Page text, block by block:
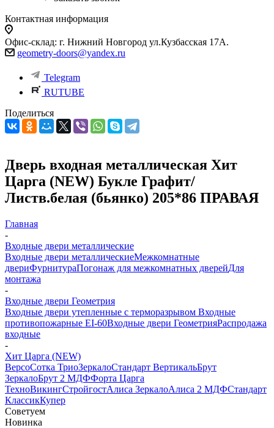
Контактная информация
Офис-склад: г. Нижний Новгород ул.Кузбасская 17А.
geometry-doors@yandex.ru
Telegram
RUTUBE
Поделиться
Дверь входная металлическая Хит
Царга (NEW) Букле Графит/
Листв.белая (бьянко) 205*86 ПРАВАЯ
Главная
-
Входные двери металлические
Входные двери металлическиеМежкомнатные
двериФурнитураПогонаж для межкомнатных дверейДля
монтажа
-
Входные двери Геометрия
Входные двери утепленные с терморазрывом Входные
противопожарные EI-60Входные двери ГеометрияРаспродажа
входные
-
Хит Царга (NEW)
ВерсоСотка ТриоЗеркалоСтандарт ВертикальБрут
ЗеркалоБрут 2 МДФФорта Царга
ТехноВикингСтройгостАлиса ЗеркалоАлиса 2 МДФСтандарт
КлассикКупер
Советуем
Новинка